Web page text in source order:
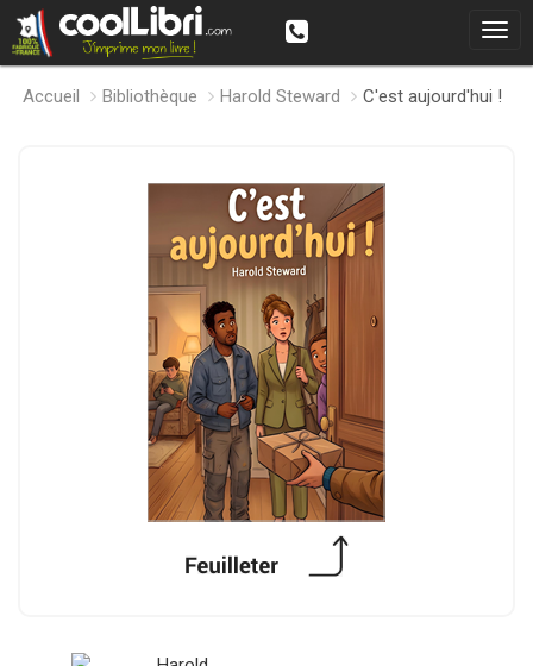
Accueil Bibliothèque Harold Steward C'est aujourd'hui !